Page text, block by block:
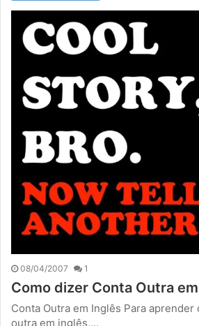
08/04/2007 1
Como dizer Conta Outra
Conta Outra em Inglês Para
outra em inglês,…